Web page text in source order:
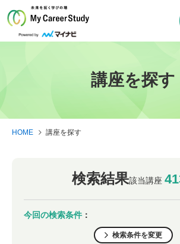
講座を探す
HOME 講座を探す
検索結果該当講座
今回の検索条件 ：
検索条件を変更